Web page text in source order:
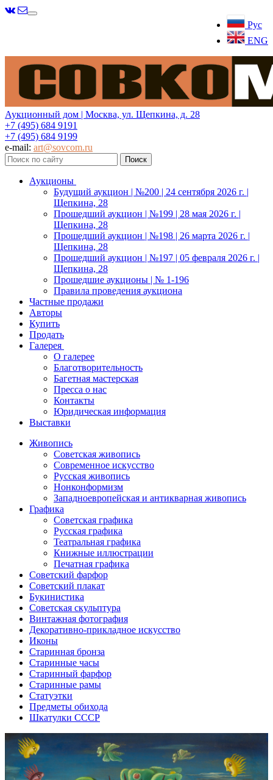
Рус
ENG
Меню
Аукционный дом | Москва, ул. Щепкина, д. 28
+7 (495) 684 9191
+7 (495) 684 9199
e-mail: art@sovcom.ru
Аукционы
Будущий аукцион | №200 | 24 сентября 2026 г. |
Щепкина, 28
Прошедший аукцион | №199 | 28 мая 2026 г. |
Щепкина, 28
Прошедший аукцион | №198 | 26 марта 2026 г. |
Щепкина, 28
Прошедший аукцион | №197 | 05 февраля 2026 г. |
Щепкина, 28
Прошедшие аукционы | № 1-196
Правила проведения аукциона
Частные продажи
Авторы
Купить
Продать
Галерея
О галерее
Благотворительность
Багетная мастерская
Пресса о нас
Контакты
Юридическая информация
Выставки
Живопись
Советская живопись
Современное искусство
Русская живопись
Нонконформизм
Западноевропейская и антикварная живопись
Графика
Советская графика
Русская графика
Театральная графика
Книжные иллюстрации
Печатная графика
Советский фарфор
Советский плакат
Букинистика
Советская скульптура
Винтажная фотография
Декоративно-прикладное искусство
Иконы
Старинная бронза
Старинные часы
Старинный фарфор
Старинные рамы
Статуэтки
Предметы обихода
Шкатулки СССР